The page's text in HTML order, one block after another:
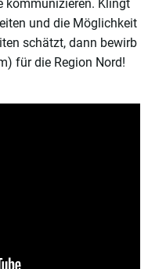
kommunizieren. Klingt
und die Möglichkeit
schätzt, dann bewirb
für die Region Nord!